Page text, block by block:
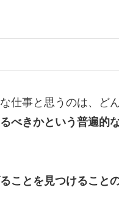
仕事と思うのは、ど
べきかという普遍的
ことを見つけること